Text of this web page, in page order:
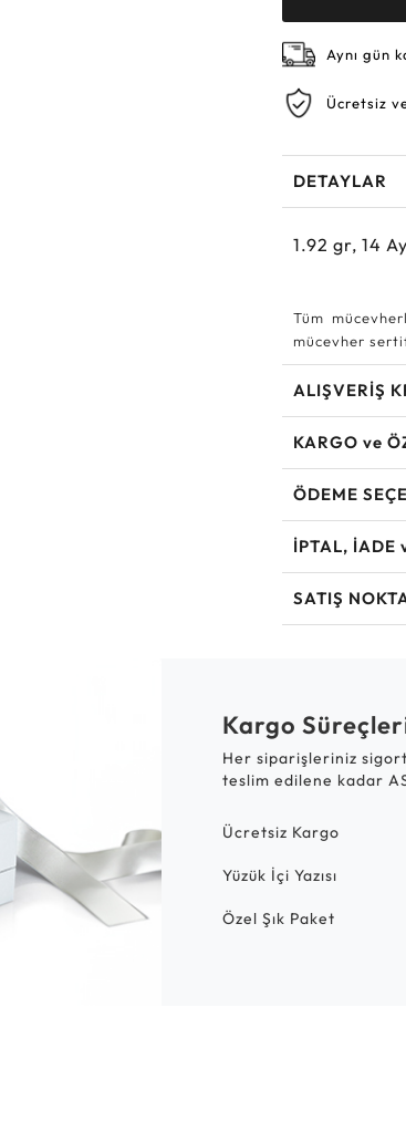
Aynı gün
Ücretsiz
DETAYLAR
1.92gr,14
Tüm
mücevher
ALIŞVERİŞ
KARGO ve
ÖDEME
İPTAL, İADE
SATIŞ
Kargo
Her siparişleriniz
teslim edilene kadar
Ücretsiz Kargo
Yüzük İçi Yazısı
Özel Şık Paket